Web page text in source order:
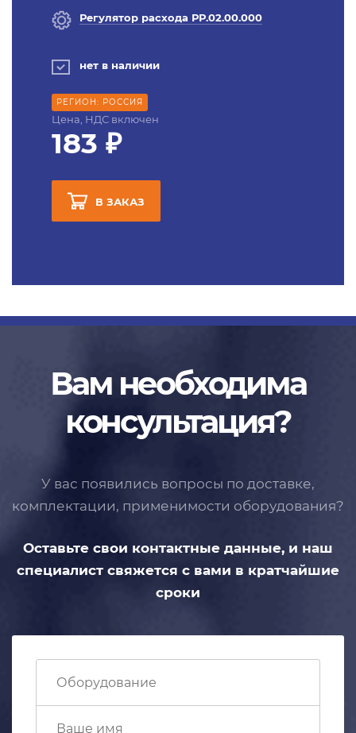
Регулятор расхода РР.02.00.000
нет в наличии
РЕГИОН: РОССИЯ
Цена, НДС включен
183 ₽
В ЗАКАЗ
Вам необходима
консультация?
У вас появились вопросы по доставке,
комплектации, применимости оборудования?
Оставьте свои контактные данные, и наш
специалист свяжется с вами в кратчайшие
сроки